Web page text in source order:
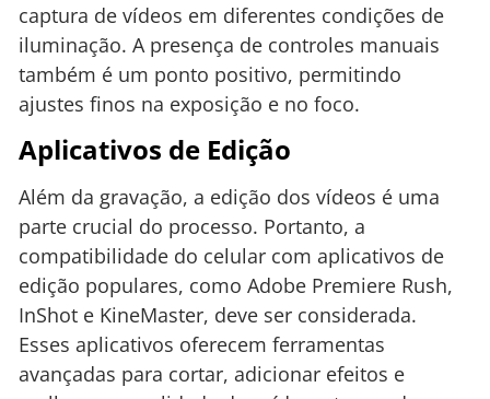
captura de vídeos em diferentes condições de
iluminação. A presença de controles manuais
também é um ponto positivo, permitindo
ajustes finos na exposição e no foco.
Aplicativos de Edição
Além da gravação, a edição dos vídeos é uma
parte crucial do processo. Portanto, a
compatibilidade do celular com aplicativos de
edição populares, como Adobe Premiere Rush,
InShot e KineMaster, deve ser considerada.
Esses aplicativos oferecem ferramentas
avançadas para cortar, adicionar efeitos e